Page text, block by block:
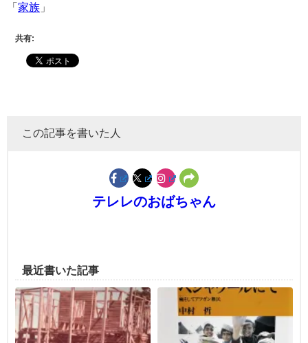
「 家族 」
共有:
この記事を書いた人
テレレのおばちゃん
最近書いた記事